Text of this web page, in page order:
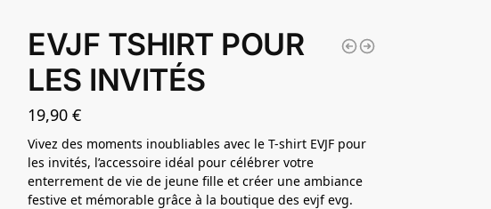
EVJF TSHIRT POUR
LES INVITÉS
19,90€
Vivez des moments inoubliables avec le T-shirt EVJF pour
les invités, l’accessoire idéal pour célébrer votre
enterrement de vie de jeune fille et créer une ambiance
festive et mémorable grâce à la boutique des evjf evg.